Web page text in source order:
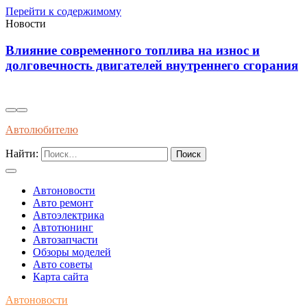
Перейти к содержимому
Новости
Диагностика износостойкости тормозных
колодок через вибрационные и температурные
Автолюбителю
Найти:
Автоновости
Авто ремонт
Автоэлектрика
Автотюнинг
Автозапчасти
Обзоры моделей
Авто советы
Карта сайта
Автоновости